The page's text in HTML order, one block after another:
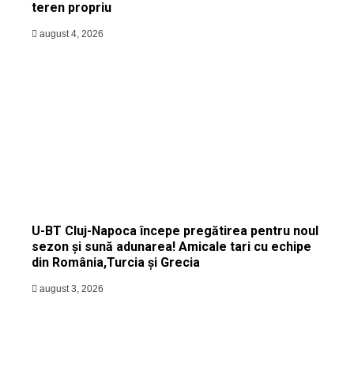
teren propriu
august 4, 2026
U-BT Cluj-Napoca începe pregătirea pentru noul
sezon și sună adunarea! Amicale tari cu echipe
din România,Turcia și Grecia
august 3, 2026